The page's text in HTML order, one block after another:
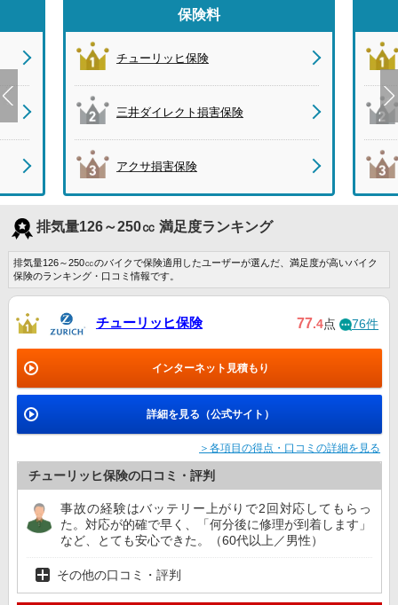
保険料
チューリッヒ保険
三井ダイレクト損害保険
アクサ損害保険
排気量126～250㏄ 満足度ランキング
排気量126～250㏄のバイクで保険適用したユーザーが選んだ、満足度が高いバイク
保険のランキング・口コミ情報です。
チューリッヒ保険 77.4点 76件
インターネット見積もり
詳細を見る（公式サイト）
＞各項目の得点・口コミの詳細を見る
チューリッヒ保険の口コミ・評判
事故の経験はバッテリー上がりで2回対応してもらっ
た。対応が的確で早く、「何分後に修理が到着します」
など、とても安心できた。（60代以上／男性）
その他の口コミ・評判